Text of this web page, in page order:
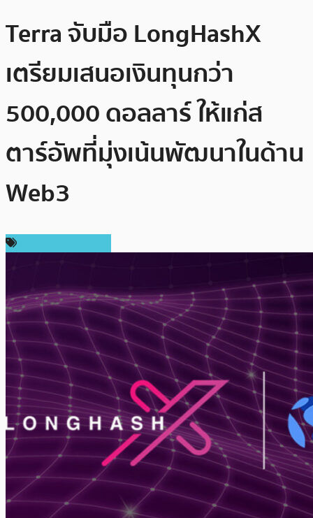
Terra จับมือ LongHashX
เตรียมเสนอเงินทุนกว่า
500,000 ดอลลาร์ ให้แก่ส
ตาร์อัพที่มุ่งเน้นพัฒนาในด้าน
Web3